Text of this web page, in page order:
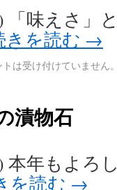
「味えさ」
きを読む →
トは受け付けていません
漬物石
本年もよろ
を読む →